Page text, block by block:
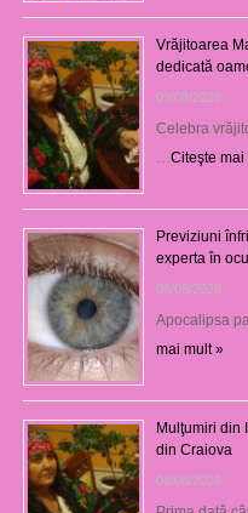
Vrăjitoarea
dedicată
09/08/2026
Celebra
…Citeşte mai
Previziuni
experta în
08/08/2026
Apocalipsa
mai mult »
Mulţumiri din
din Craiova
08/08/2026